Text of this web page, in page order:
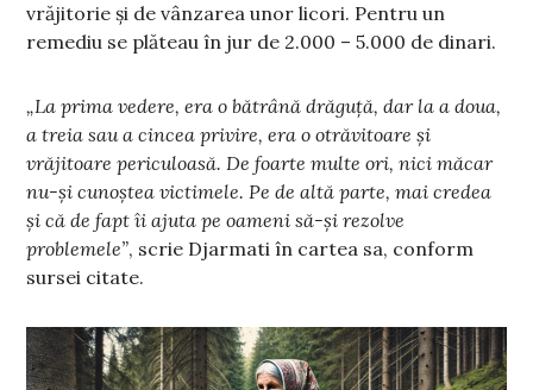
vrăjitorie și de vânzarea unor licori. Pentru un
remediu se plăteau în jur de 2.000 – 5.000 de dinari.
„La prima vedere, era o bătrână drăguță, dar la a doua,
a treia sau a cincea privire, era o otrăvitoare și
vrăjitoare periculoasă. De foarte multe ori, nici măcar
nu-și cunoștea victimele. Pe de altă parte, mai credea
și că de fapt îi ajuta pe oameni să-și rezolve
problemele”, scrie Djarmati în cartea sa, conform
sursei citate.